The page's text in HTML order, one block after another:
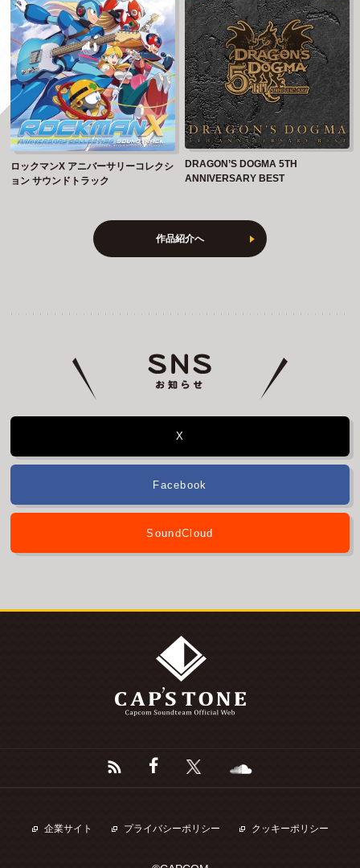
ロックマンX アニバーサリーコレクシ
ョン サウンドトラック
DRAGON’S DOGMA 5TH
ANNIVERSARY BEST
作品紹介へ
X
Facebook
SoundCloud
企業サイト プライバシーポリシー クッキーポリシー